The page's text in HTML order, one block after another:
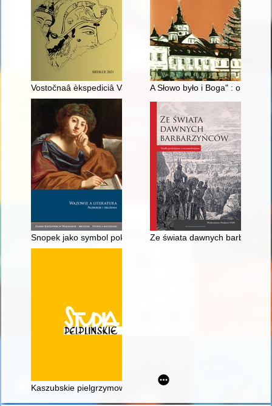
Vostočnaâ èkspediciâ Vaclava Seroševskogo i Bronislava
A Słowo było i Boga" : o
Snopek jako symbol pokoju i dobrobytu : stemmaty na cześć
Ze świata dawnych
Kaszubskie pielgrzymowanie w XX wieku